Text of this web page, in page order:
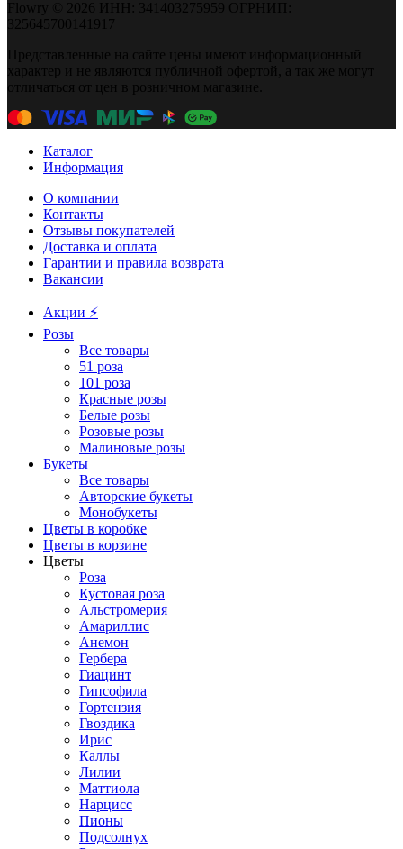
Flowry © 2026 ИНН: 341403275959 ОГРНИП:
325645700141917
Представленные на сайте цены имеют информационный
характер и не являются публичной офертой, а так же могут
отличаться от цен в розничном магазине.
Каталог
Информация
О компании
Контакты
Отзывы покупателей
Доставка и оплата
Гарантии и правила возврата
Вакансии
Акции ⚡️
Розы
Все товары
51 роза
101 роза
Красные розы
Белые розы
Розовые розы
Малиновые розы
Букеты
Все товары
Авторские букеты
Монобукеты
Цветы в коробке
Цветы в корзине
Цветы
Роза
Кустовая роза
Альстромерия
Амариллис
Анемон
Гербера
Гиацинт
Гипсофила
Гортензия
Гвоздика
Ирис
Каллы
Лилии
Маттиола
Нарцисс
Пионы
Подсолнух